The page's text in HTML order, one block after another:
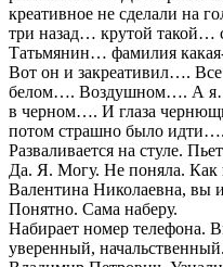
креативное не сделали на
три назад… крутой такой…
Татьмянин… фамилия
Вот он и закреативил….
белом…. Воздушном…. А
в черном…. И глаза
потом страшно было
Разваливается на стуле.
Да. Я. Могу. Не поняла. Как
Валентина Николаевна, вы
Понятно. Сама наберу.
Набирает номер телефона.
уверенный, начальственный.